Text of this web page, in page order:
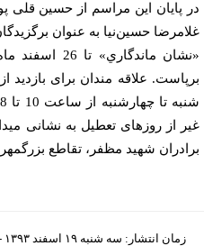
پایان این مراسم از حسین قلی
حسین‌نیا به عنوان
«نشان ماندگاري»
علاقه مندان برای بازدید از
از روزهای تعطیل به نشانی
شهید مظفر، تقاطع بزرگمهر شماره 74
زمان انتشار: سه شنبه ١٩ اسفند ١٣٩٣ - ١٢:٠٨ |